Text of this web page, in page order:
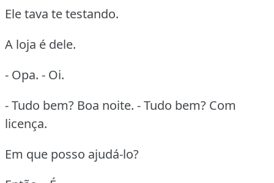
Ele tava te testando.
A loja é dele.
- Opa. - Oi.
- Tudo bem? Boa noite. - Tudo bem? Com
licença.
Em que posso ajudá-lo?